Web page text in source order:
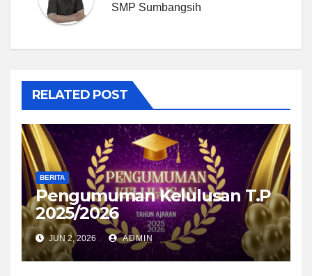
SMP Sumbangsih
RELATED POST
BERITA
Pengumuman Kelulusan T.P
2025/2026
JUN 2, 2026 ADMIN